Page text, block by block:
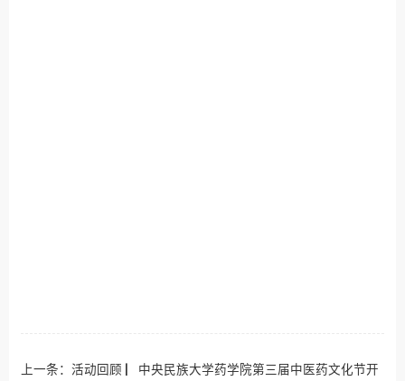
上一条： 活动回顾 ▏中央民族大学药学院第三届中医药文化节开